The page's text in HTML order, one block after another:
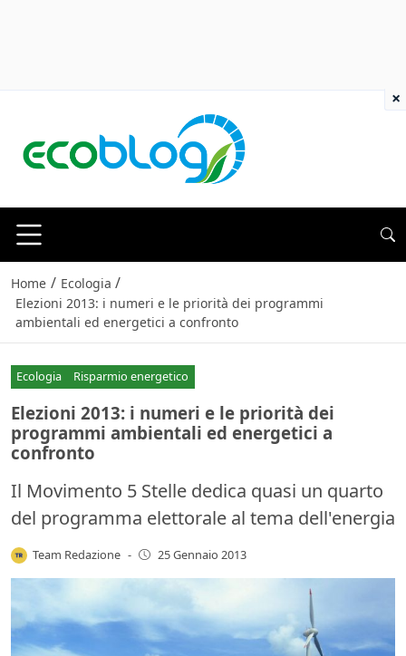
Home / Ecologia /
Elezioni 2013: i numeri e le priorità dei programmi
ambientali ed energetici a confronto
Ecologia Risparmio energetico
Elezioni 2013: i numeri e le priorità dei
programmi ambientali ed energetici a
confronto
Il Movimento 5 Stelle dedica quasi un quarto
del programma elettorale al tema dell'energia
Team Redazione - 25 Gennaio 2013
×